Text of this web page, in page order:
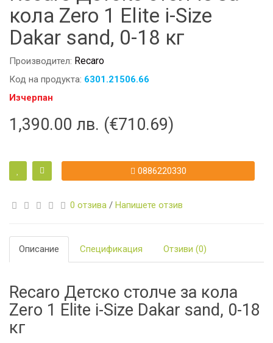
кола Zero 1 Elite i-Size
Dakar sand, 0-18 кг
Производител: Recaro
Код на продукта: 6301.21506.66
Изчерпан
1,390.00 лв. (€710.69)
0886220330
0 отзива / Напишете отзив
Описание Спецификация Отзиви (0)
Recaro Детско столче за кола
Zero 1 Elite i-Size Dakar sand, 0-18
кг